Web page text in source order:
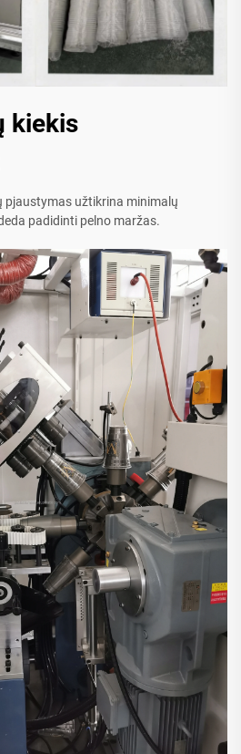
kiekis
pjaustymas užtikrina minimalų
padidinti pelno maržas.